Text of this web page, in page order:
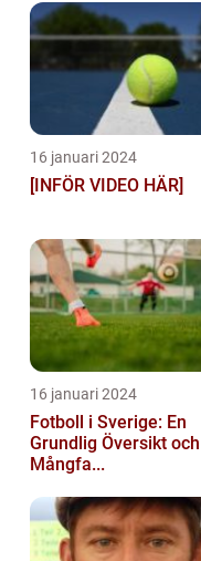
16 januari 2024
[INFÖR VIDEO HÄR]
16 januari 2024
Fotboll i Sverige: En
Grundlig Översikt och
Mångfa...